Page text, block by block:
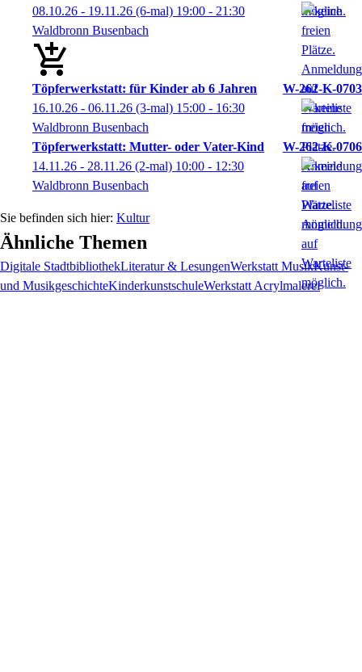
08.10.26 - 19.11.26 (6-mal) 19:00 - 21:30
Waldbronn Busenbach
Töpferwerkstatt: für Kinder ab 6 Jahren
W-262-K-0703
16.10.26 - 06.11.26 (3-mal) 15:00 - 16:30
Waldbronn Busenbach
Töpferwerkstatt: Mutter- oder Vater-Kind
W-262-K-0706
14.11.26 - 28.11.26 (2-mal) 10:00 - 12:30
Waldbronn Busenbach
Kultur
Ähnliche Themen
Digitale StadtbibliothekLiteratur & LesungenWerkstatt MusikKunst-
und MusikgeschichteKinderkunstschuleWerkstatt Acrylmalerei